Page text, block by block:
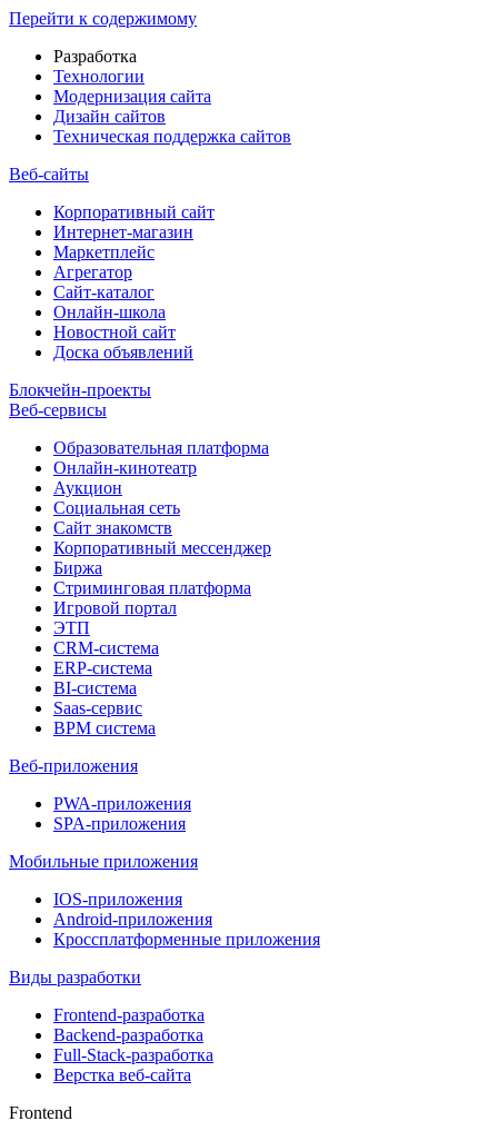
Перейти к содержимому
Разработка
Технологии
Модернизация сайта
Дизайн сайтов
Техническая поддержка сайтов
Веб-сайты
Корпоративный сайт
Интернет-магазин
Маркетплейс
Агрегатор
Сайт-каталог
Онлайн-школа
Новостной сайт
Доска объявлений
Блокчейн-проекты
Веб-сервисы
Образовательная платформа
Онлайн-кинотеатр
Аукцион
Социальная сеть
Сайт знакомств
Корпоративный мессенджер
Биржа
Стриминговая платформа
Игровой портал
ЭТП
CRM-система
ERP-система
BI-система
Saas-сервис
BPM система
Веб-приложения
PWA-приложения
SPA-приложения
Мобильные приложения
IOS-приложения
Android-приложения
Кроссплатформенные приложения
Виды разработки
Frontend-разработка
Backend-разработка
Full-Stack-разработка
Верстка веб-сайта
Frontend